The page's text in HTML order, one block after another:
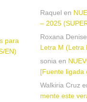
para
EN)
Raquel en
– 2025
Roxana Denise
Letra M (Letra
sonia en
[Fuente ligada
Walkiria Cruz
mente este